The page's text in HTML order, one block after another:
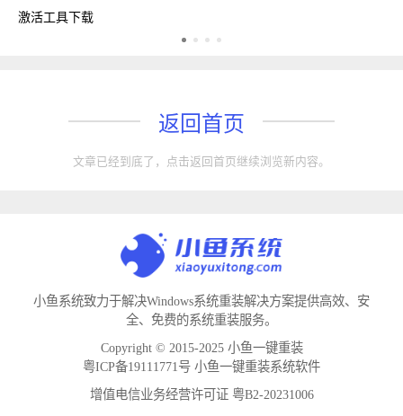
激活工具下载
返回首页
文章已经到底了，点击返回首页继续浏览新内容。
小鱼系统致力于解决Windows系统重装解决方案提供高效、安
全、免费的系统重装服务。
Copyright © 2015-2025 小鱼一键重装
粤ICP备19111771号 小鱼一键重装系统软件
增值电信业务经营许可证 粤B2-20231006